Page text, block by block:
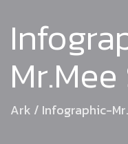
Ark / Infographic-